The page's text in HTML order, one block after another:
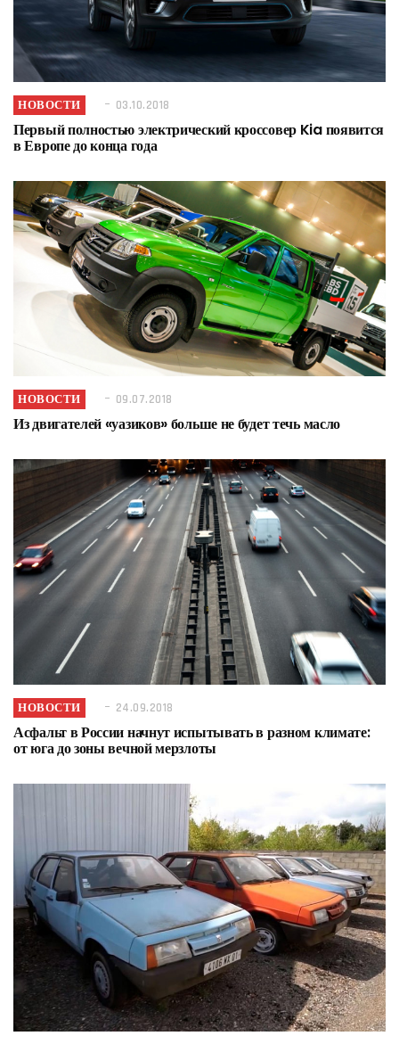
НОВОСТИ 03.10.2018
Первый полностью электрический кроссовер Kia появится
в Европе до конца года
НОВОСТИ 09.07.2018
Из двигателей «уазиков» больше не будет течь масло
НОВОСТИ 24.09.2018
Асфальт в России начнут испытывать в разном климате:
от юга до зоны вечной мерзлоты